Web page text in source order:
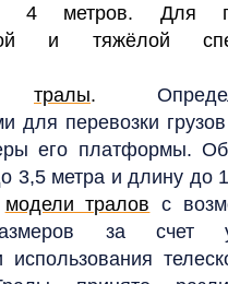
метров. Для
и тяжёлой
тралы.
для перевозки
его платформы.
3,5 метра и длину до
модели тралов с
за счет